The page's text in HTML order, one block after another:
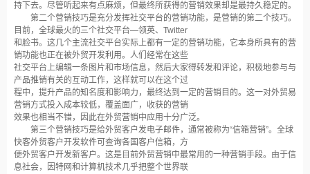
持下去。尽管听起来有点麻烦，但最终所获得的营销效果却是最持久稳定的。
第二个营销技巧是充分发挥社交平台的营销功能，是营销的第二个技巧。
目前，全球最火的三个社交平台—领英、Twitter
和脸书。这几个主流社交平台实际上都有一定的营销功能，它本身所具有的营
销功能也正在被外贸开发利用。人们经常在这些
社交平台上编辑一条图片和市场信息，然后大家得转发和评论，积极地参与与
产品推销有关的互动工作，这样就可以在这个过
程中，提升产品的知名度和影响力，最终达到一定的营销目的。这一对外贸易
营销方式投入成本较低，覆盖面广，收获的营销
效果也相当不错，因此在外贸营销中应用十分广泛。
第三个营销技巧是给外贸客户发电子邮件，通常被称为“信箱营销”。全球
快客外贸客户开发软件可查询各国客户信箱，方
便外贸客户开发新客户。这是目前外贸营销中最常用的一种营销手段。由于信
息社会，因特网和计算机技术几乎把整个世界联